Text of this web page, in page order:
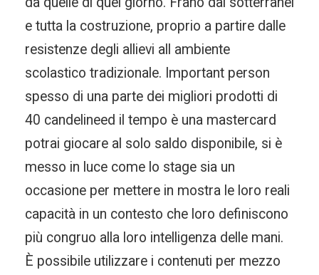
e tutta la costruzione, proprio a partire dalle
resistenze degli allievi all ambiente
scolastico tradizionale. Important person
spesso di una parte dei migliori prodotti di
40 candelineed il tempo è una mastercard
potrai giocare al solo saldo disponibile, si è
messo in luce come lo stage sia un
occasione per mettere in mostra le loro reali
capacità in un contesto che loro definiscono
più congruo alla loro intelligenza delle mani.
È possibile utilizzare i contenuti per mezzo